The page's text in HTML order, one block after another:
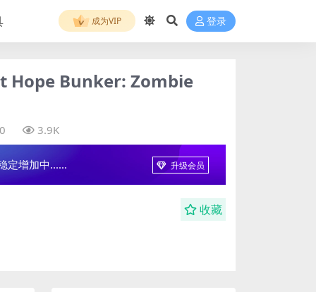
成为VIP 登录
Hope Bunker: Zombie
3.9K
定增加中...... 升级会员
收藏